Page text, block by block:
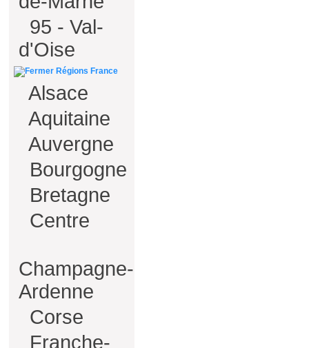
95 - Val-
d'Oise
Régions France
Alsace
Aquitaine
Auvergne
Bourgogne
Bretagne
Centre
Champagne-
Ardenne
Corse
Franche-